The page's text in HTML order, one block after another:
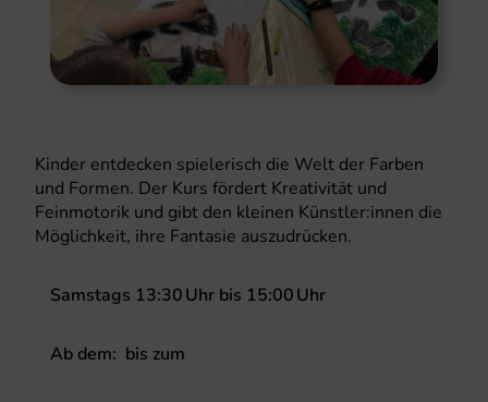
Kinder entdecken spielerisch die Welt der Farben
und Formen. Der Kurs fördert Kreativität und
Feinmotorik und gibt den kleinen Künstler:innen die
Möglichkeit, ihre Fantasie auszudrücken.
Samstags 13:30Uhr bis 15:00Uhr
Ab dem: bis zum